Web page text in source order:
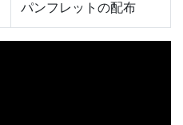
パンフレットの配布